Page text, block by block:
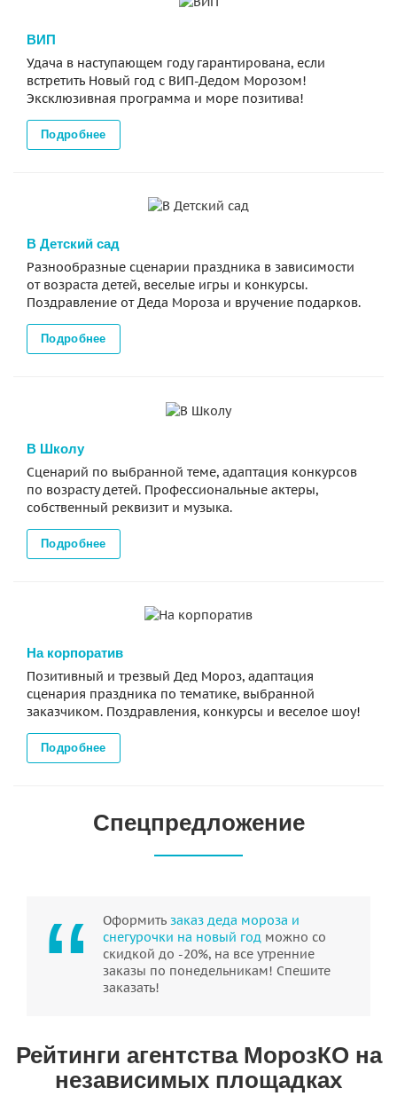
ВИП
Удача в наступающем году гарантирована, если
встретить Новый год с ВИП-Дедом Морозом!
Эксклюзивная программа и море позитива!
Подробнее
В Детский сад
Разнообразные сценарии праздника в зависимости
от возраста детей, веселые игры и конкурсы.
Поздравление от Деда Мороза и вручение подарков.
Подробнее
В Школу
Сценарий по выбранной теме, адаптация конкурсов
по возрасту детей. Профессиональные актеры,
собственный реквизит и музыка.
Подробнее
На корпоратив
Позитивный и трезвый Дед Мороз, адаптация
сценария праздника по тематике, выбранной
заказчиком. Поздравления, конкурсы и веселое шоу!
Подробнее
Спецпредложение
Оформить заказ деда мороза и
снегурочки на новый год можно со
скидкой до -20%, на все утренние
заказы по понедельникам! Спешите
заказать!
Рейтинги агентства МорозКО на
независимых площадках